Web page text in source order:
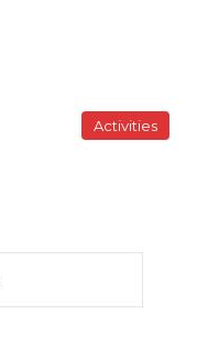
Activities